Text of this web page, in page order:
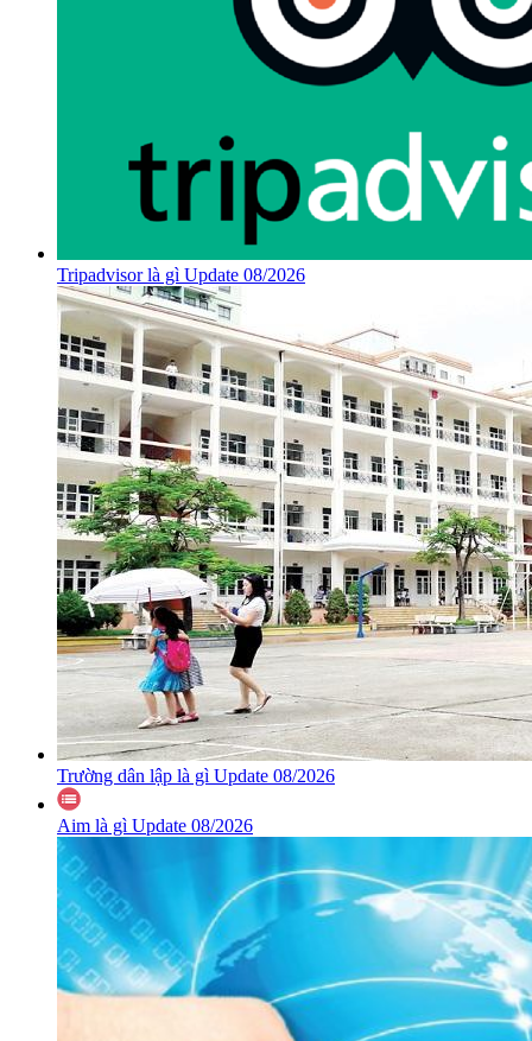
Tripadvisor là gì Update 08/2026
Trường dân lập là gì Update 08/2026
Aim là gì Update 08/2026